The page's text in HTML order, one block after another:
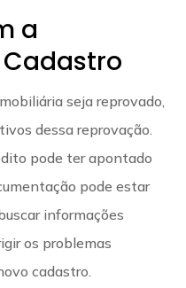
a
seja reprovado,
dessa reprovação.
pode ter apontado
pode estar
informações
os problemas
cadastro.